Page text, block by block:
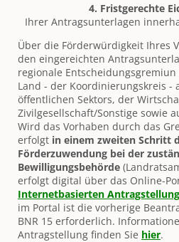
4. Fristgerechte
Ihrer Antragsunterlagen
Über die Förderwürdigkeit Ihres
den eingereichten
regionale
Land - der Koordinierungskreis -
öffentlichen Sektors, der
Zivilgesellschaft/Sonstige sowie
Wird das Vorhaben durch das
erfolgt in einem zweiten Schritt
Förderzuwendung bei der
Bewilligungsbehörde
erfolgt digital über das Online-
Internetbasierten Antragstellung
im Portal ist die vorherige
BNR 15 erforderlich.
Antragstellung finden Sie hier.